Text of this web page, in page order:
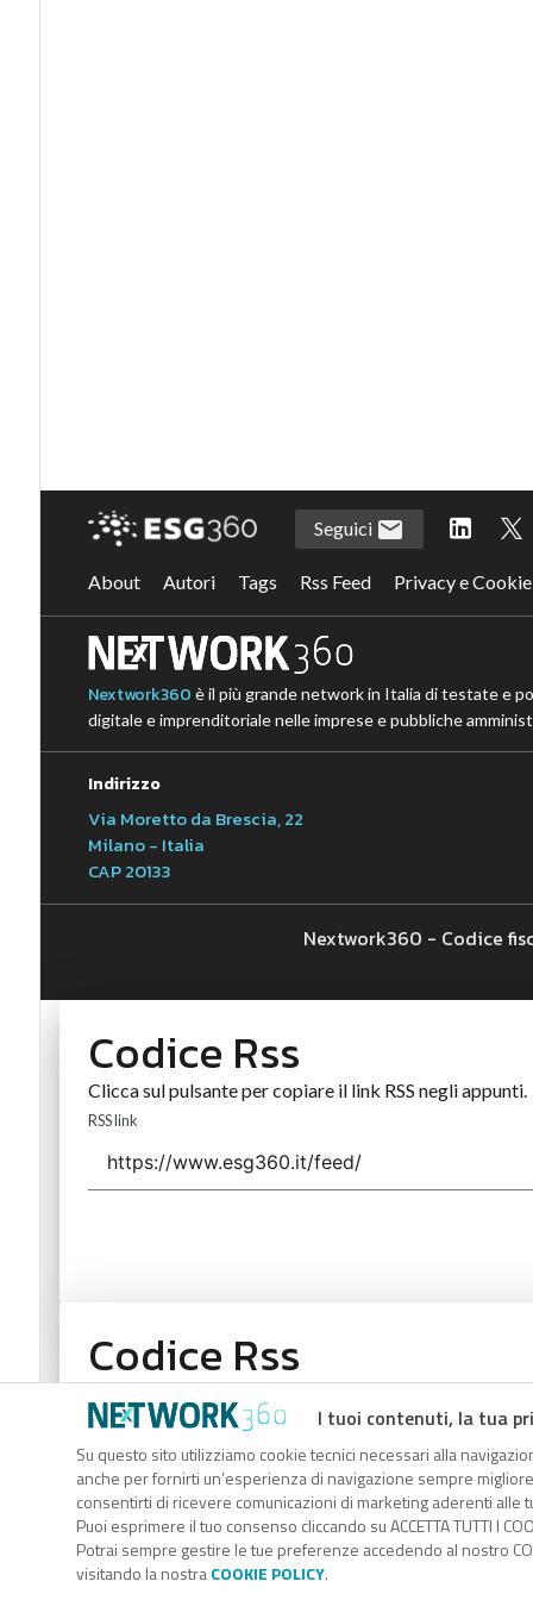
I tuoi contenuti, la tua
Su questo sito utilizziamo cookie tecnici necessari alla
anche per fornirti un’esperienza di navigazione sempre
consentirti di ricevere comunicazioni di marketing aderenti alle
Puoi esprimere il tuo consenso cliccando su ACCETTA TUTTI I
Potrai sempre gestire le tue preferenze accedendo al nostro
visitando la nostraCOOKIE POLICY.
Seguici
About Autori Tags Rss Feed Privacy e
Nextwork360 è il più grande network in Italia di testate e
digitale e imprenditoriale nelle imprese e pubbliche
Indirizzo
Via Moretto da Brescia, 22
Milano - Italia
CAP 20133
Nextwork360 - Codice
Codice Rss
Clicca sul pulsante per copiare il link RSS negli appunti.
RSS link
Codice Rss
RSS link